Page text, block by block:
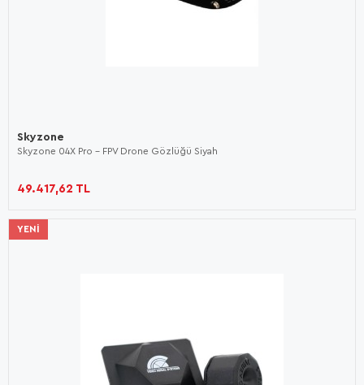
Skyzone
Skyzone 04X Pro - FPV Drone Gözlüğü Siyah
49.417,62 TL
YENI